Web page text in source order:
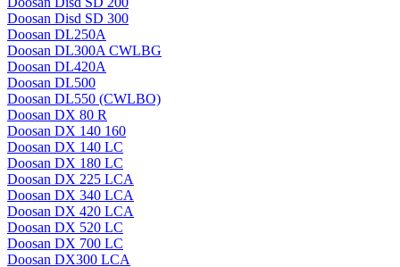
Doosan Disd SD 300
Doosan DL250A
Doosan DL300A CWLBG
Doosan DL420A
Doosan DL500
Doosan DL550 (CWLBO)
Doosan DX 80 R
Doosan DX 140 160
Doosan DX 140 LC
Doosan DX 180 LC
Doosan DX 225 LCA
Doosan DX 340 LCA
Doosan DX 420 LCA
Doosan DX 520 LC
Doosan DX 700 LC
Doosan DX300 LCA